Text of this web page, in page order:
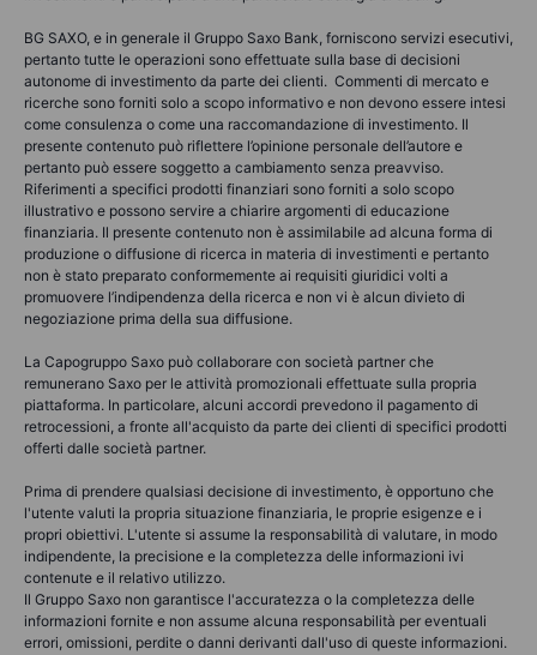
BG SAXO, e in generale il Gruppo Saxo Bank, forniscono servizi esecutivi,
pertanto tutte le operazioni sono effettuate sulla base di decisioni
autonome di investimento da parte dei clienti. Commenti di mercato e
ricerche sono forniti solo a scopo informativo e non devono essere intesi
come consulenza o come una raccomandazione di investimento. Il
presente contenuto può riflettere l’opinione personale dell’autore e
pertanto può essere soggetto a cambiamento senza preavviso.
Riferimenti a specifici prodotti finanziari sono forniti a solo scopo
illustrativo e possono servire a chiarire argomenti di educazione
finanziaria. Il presente contenuto non è assimilabile ad alcuna forma di
produzione o diffusione di ricerca in materia di investimenti e pertanto
non è stato preparato conformemente ai requisiti giuridici volti a
promuovere l’indipendenza della ricerca e non vi è alcun divieto di
negoziazione prima della sua diffusione.
La Capogruppo Saxo può collaborare con società partner che
remunerano Saxo per le attività promozionali effettuate sulla propria
piattaforma. In particolare, alcuni accordi prevedono il pagamento di
retrocessioni, a fronte all'acquisto da parte dei clienti di specifici prodotti
offerti dalle società partner.
Prima di prendere qualsiasi decisione di investimento, è opportuno che
l'utente valuti la propria situazione finanziaria, le proprie esigenze e i
propri obiettivi. L'utente si assume la responsabilità di valutare, in modo
indipendente, la precisione e la completezza delle informazioni ivi
contenute e il relativo utilizzo.
Il Gruppo Saxo non garantisce l'accuratezza o la completezza delle
informazioni fornite e non assume alcuna responsabilità per eventuali
errori, omissioni, perdite o danni derivanti dall'uso di queste informazioni.